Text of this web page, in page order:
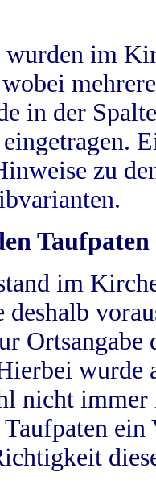
im
in der
zu
Taufpaten
im
wurde
nicht